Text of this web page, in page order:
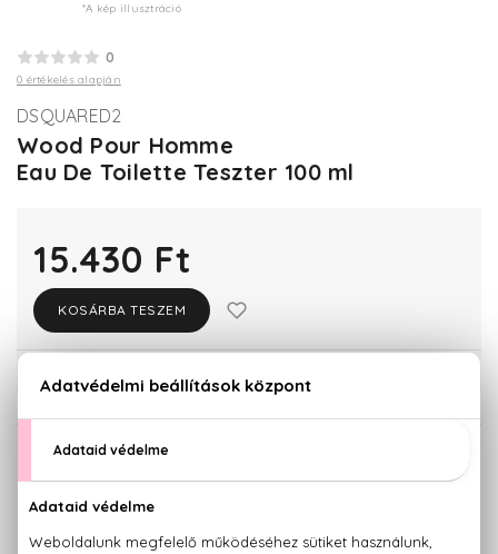
*A kép illusztráció
0
0 értékelés alapján
DSQUARED2
Wood Pour Homme
Eau De Toilette Teszter 100 ml
15.430 Ft
KOSÁRBA TESZEM
KISZERELÉS KIVÁLASZTÁSA